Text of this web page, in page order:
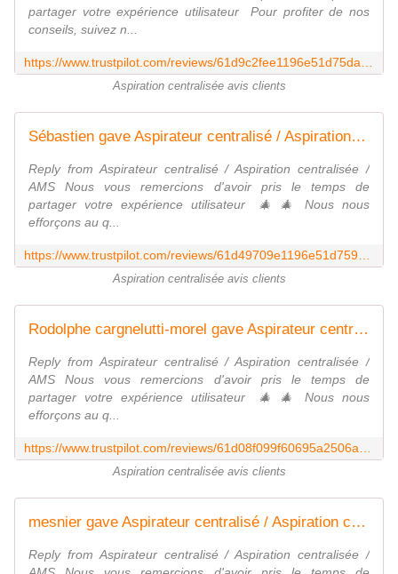
partager votre expérience utilisateur ‎‍ Pour profiter de nos
conseils, suivez n...
Aspiration centralisée avis clients
Sébastien gave Aspirateur centralisé / Aspiration centralisée / AMS 5 stars. Check out the full review...
Reply from Aspirateur centralisé / Aspiration centralisée /
AMS Nous vous remercions d'avoir pris le temps de
partager votre expérience utilisateur ‎‍🎄‎‍🎄 Nous nous
efforçons au q...
Aspiration centralisée avis clients
Rodolphe cargnelutti-morel gave Aspirateur centralisé / Aspiration centralisée / AMS 5 stars. Check out the full review...
Reply from Aspirateur centralisé / Aspiration centralisée /
AMS Nous vous remercions d'avoir pris le temps de
partager votre expérience utilisateur ‎‍🎄‎‍🎄 Nous nous
efforçons au q...
Aspiration centralisée avis clients
mesnier gave Aspirateur centralisé / Aspiration centralisée / AMS 5 stars. Check out the full review...
Reply from Aspirateur centralisé / Aspiration centralisée /